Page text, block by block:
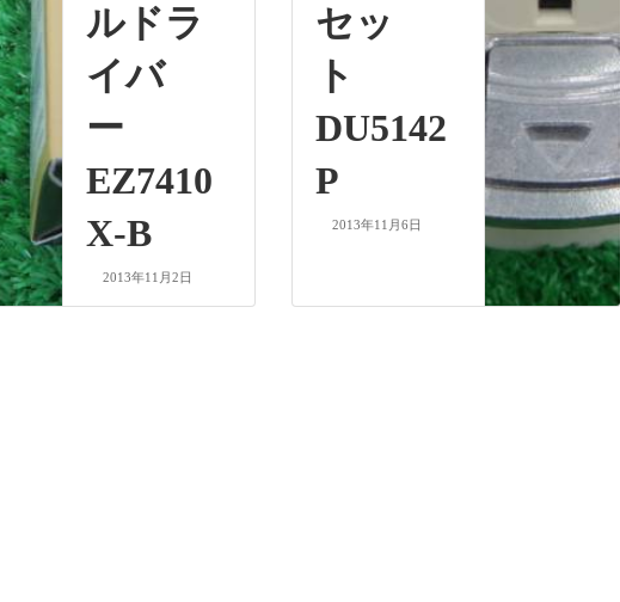
ルドラ
イバ
ー
EZ7410
X-B
2013年11月2日
セッ
ト
DU5142
P
2013年11月6日